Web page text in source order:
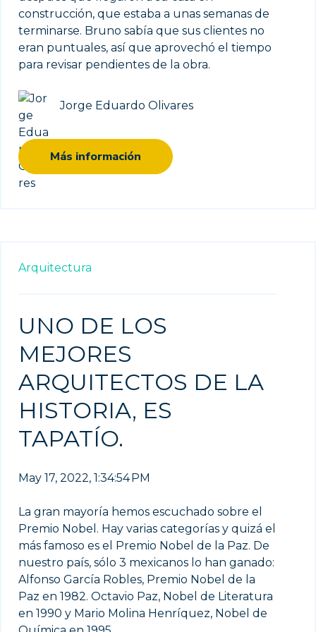
construcción, que estaba a unas semanas de
terminarse. Bruno sabía que sus clientes no
eran puntuales, así que aprovechó el tiempo
para revisar pendientes de la obra.
Jorge Eduardo Olivares
Más información
Arquitectura
UNO DE LOS
MEJORES
ARQUITECTOS DE LA
HISTORIA, ES
TAPATÍO.
May 17, 2022, 1:34:54 PM
La gran mayoría hemos escuchado sobre el
Premio Nobel. Hay varias categorías y quizá el
más famoso es el Premio Nobel de la Paz. De
nuestro país, sólo 3 mexicanos lo han ganado:
Alfonso García Robles, Premio Nobel de la
Paz en 1982. Octavio Paz, Nobel de Literatura
en 1990 y Mario Molina Henríquez, Nobel de